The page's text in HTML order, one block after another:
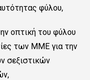
φύλου,
οπτική του φύλου
των ΜΜΕ για την
σεξιστικών